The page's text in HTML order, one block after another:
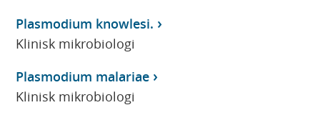
Plasmodium knowlesi.
Klinisk mikrobiologi
Plasmodium malariae
Klinisk mikrobiologi